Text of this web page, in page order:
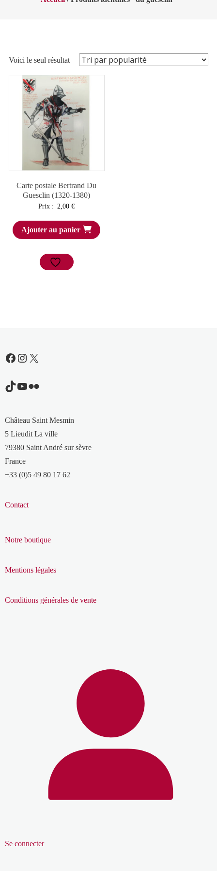
Voici le seul résultat
Carte postale Bertrand Du
Guesclin (1320-1380)
Prix : 2,00€
Ajouter au panier
Facebook
Instagram
X
TikTok
YouTube
Flickr
Château Saint Mesmin
5 Lieudit La ville
79380 Saint André sur sèvre
France
+33 (0)5 49 80 17 62
Contact
Notre boutique
Mentions légales
Conditions générales de vente
Se connecter